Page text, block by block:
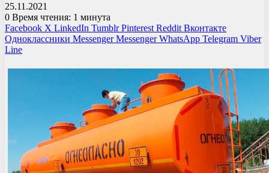
25.11.2021
0 Время чтения: 1 минута
Facebook X LinkedIn Tumblr Pinterest Reddit Вконтакте
Одноклассники Messenger Messenger WhatsApp Telegram Viber
Line